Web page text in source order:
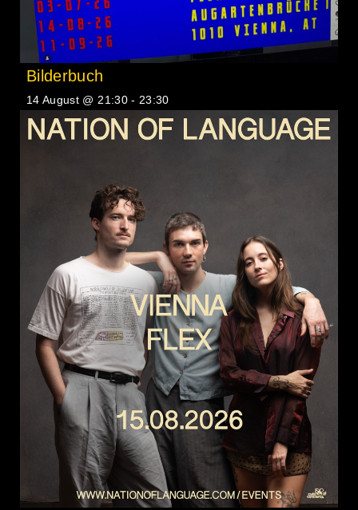
Bilderbuch
14 August @ 21:30- 23:30